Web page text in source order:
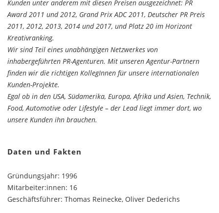
Kunden unter anderem mit diesen Preisen ausgezeichnet: PR
Award 2011 und 2012, Grand Prix ADC 2011, Deutscher PR Preis
2011, 2012, 2013, 2014 und 2017, und Platz 20 im Horizont
Kreativranking.
Wir sind Teil eines unabhängigen Netzwerkes von
inhabergeführten PR-Agenturen. Mit unseren Agentur-Partnern
finden wir die richtigen KollegInnen für unsere internationalen
Kunden-Projekte.
Egal ob in den USA, Südamerika, Europa, Afrika und Asien, Technik,
Food, Automotive oder Lifestyle – der Lead liegt immer dort, wo
unsere Kunden ihn brauchen.
Daten und Fakten
Gründungsjahr: 1996
Mitarbeiter:innen: 16
Geschäftsführer: Thomas Reinecke, Oliver Dederichs